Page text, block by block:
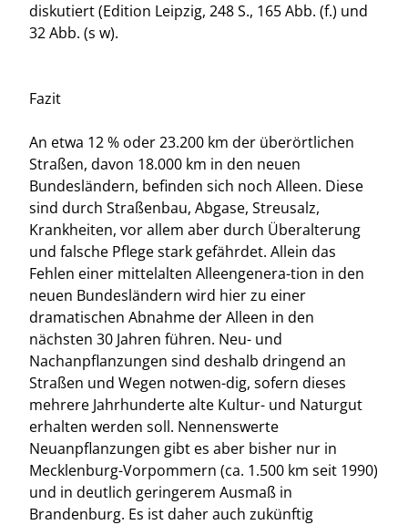
diskutiert (Edition Leipzig, 248 S., 165 Abb. (f.) und
32 Abb. (s w).
Fazit
An etwa 12 % oder 23.200 km der überörtlichen
Straßen, davon 18.000 km in den neuen
Bundesländern, befinden sich noch Alleen. Diese
sind durch Straßenbau, Abgase, Streusalz,
Krankheiten, vor allem aber durch Überalterung
und falsche Pflege stark gefährdet. Allein das
Fehlen einer mittelalten Alleengenera-tion in den
neuen Bundesländern wird hier zu einer
dramatischen Abnahme der Alleen in den
nächsten 30 Jahren führen. Neu- und
Nachanpflanzungen sind deshalb dringend an
Straßen und Wegen notwen-dig, sofern dieses
mehrere Jahrhunderte alte Kultur- und Naturgut
erhalten werden soll. Nennenswerte
Neuanpflanzungen gibt es aber bisher nur in
Mecklenburg-Vorpommern (ca. 1.500 km seit 1990)
und in deutlich geringerem Ausmaß in
Brandenburg. Es ist daher auch zukünftig